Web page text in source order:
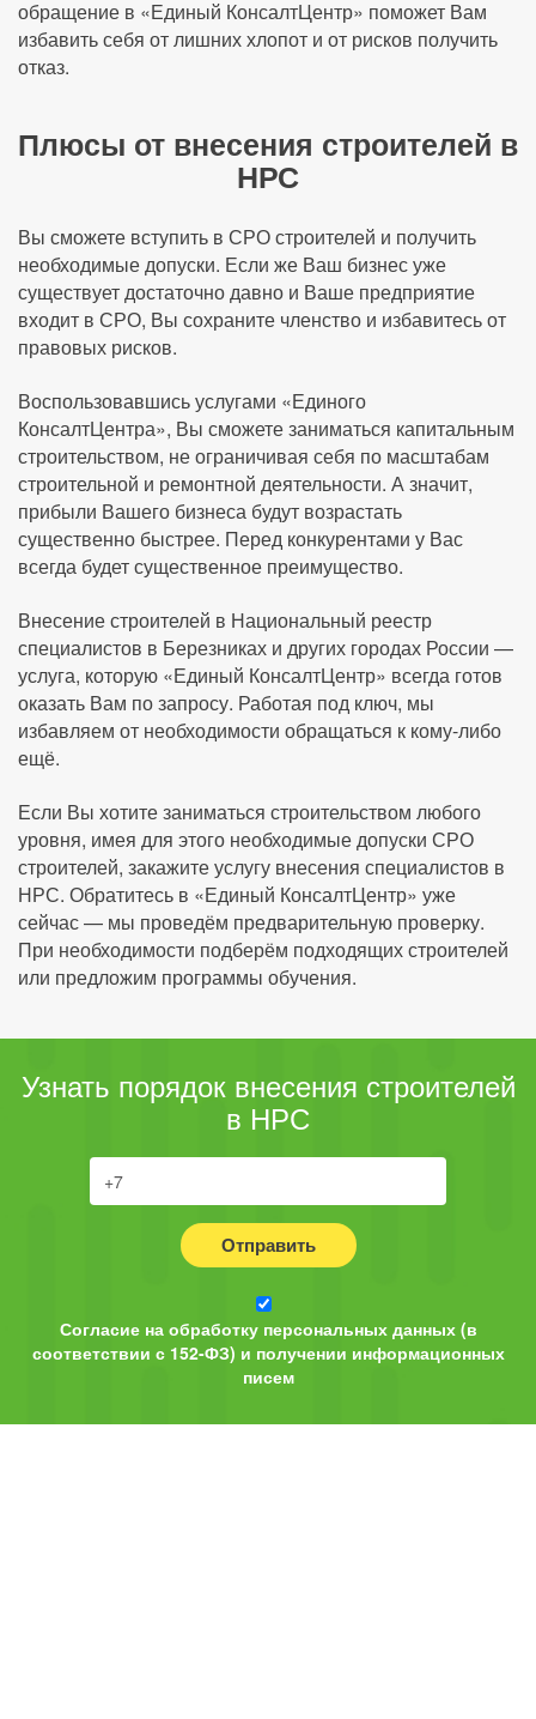
обращение в «Единый КонсалтЦентр» поможет Вам
избавить себя от лишних хлопот и от рисков получить
отказ.
Плюсы от внесения строителей в
НРС
Вы сможете вступить в СРО строителей и получить
необходимые допуски. Если же Ваш бизнес уже
существует достаточно давно и Ваше предприятие
входит в СРО, Вы сохраните членство и избавитесь от
правовых рисков.
Воспользовавшись услугами «Единого
КонсалтЦентра», Вы сможете заниматься капитальным
строительством, не ограничивая себя по масштабам
строительной и ремонтной деятельности. А значит,
прибыли Вашего бизнеса будут возрастать
существенно быстрее. Перед конкурентами у Вас
всегда будет существенное преимущество.
Внесение строителей в Национальный реестр
специалистов в Березниках и других городах России —
услуга, которую «Единый КонсалтЦентр» всегда готов
оказать Вам по запросу. Работая под ключ, мы
избавляем от необходимости обращаться к кому-либо
ещё.
Если Вы хотите заниматься строительством любого
уровня, имея для этого необходимые допуски СРО
строителей, закажите услугу внесения специалистов в
НРС. Обратитесь в «Единый КонсалтЦентр» уже
сейчас — мы проведём предварительную проверку.
При необходимости подберём подходящих строителей
или предложим программы обучения.
Узнать порядок внесения строителей
в НРС
Отправить
Согласие на обработку персональных данных (в
соответствии с 152-ФЗ) и получении информационных
писем